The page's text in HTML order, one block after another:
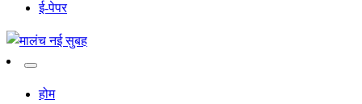
ई-पेपर
मालंच नई सुबह
होम